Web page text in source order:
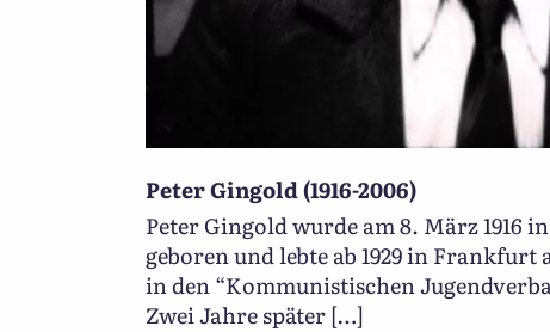
Peter Gingold (1916-2006)
Peter Gingold wurde am 8. März 1916
geboren und lebte ab 1929 in Frankfurt
in den “Kommunistischen
Zwei Jahre später […]